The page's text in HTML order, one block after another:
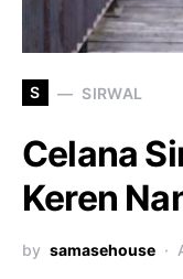
S SIRWAL
Celana
Keren
by samasehouse